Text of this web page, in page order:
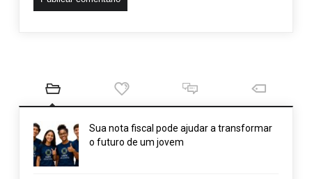
Sua nota fiscal pode ajudar a transformar
o futuro de um jovem